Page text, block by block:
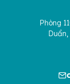
Phòng
Duẩn,